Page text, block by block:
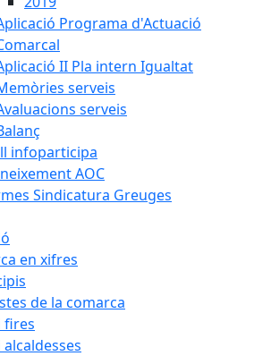
Programa d'Actuació
II Pla intern Igualtat
serveis
serveis
infoparticipa
AOC
Sindicatura Greuges
en xifres
de la comarca
fires